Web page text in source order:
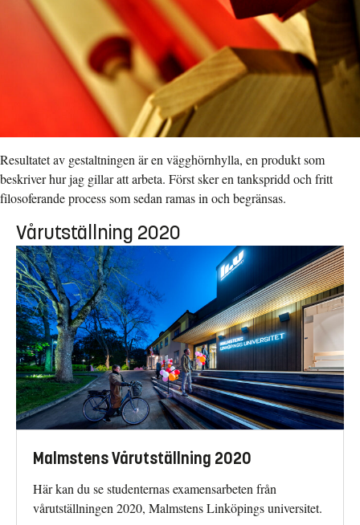
Resultatet av gestaltningen är en vägghörnhylla, en produkt som
beskriver hur jag gillar att arbeta. Först sker en tankspridd och fritt
filosoferande process som sedan ramas in och begränsas.
Vårutställning 2020
Malmstens Vårutställning 2020
Här kan du se studenternas examensarbeten från
vårutställningen 2020, Malmstens Linköpings universitet.